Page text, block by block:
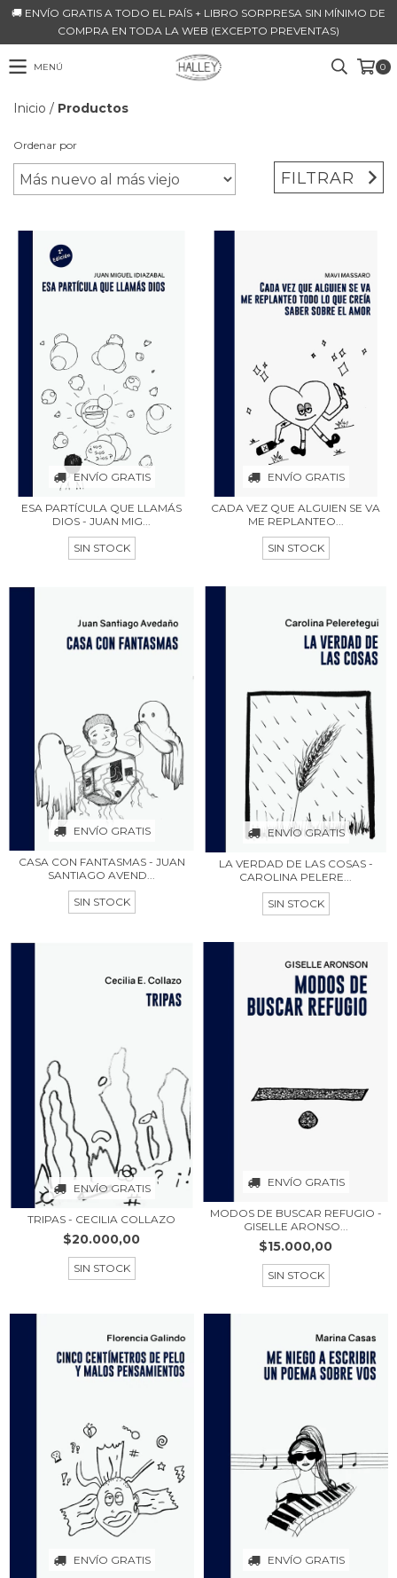
🚚 ENVÍO GRATIS A TODO EL PAÍS + LIBRO SORPRESA SIN MÍNIMO DE
COMPRA EN TODA LA WEB (EXCEPTO PREVENTAS)
MENÚ 0
Inicio / Productos
Ordenar por
FILTRAR
ENVÍO GRATIS
ESA PARTÍCULA QUE LLAMÁS
DIOS - JUAN MIG...
SIN STOCK
ENVÍO GRATIS
CADA VEZ QUE ALGUIEN SE VA
ME REPLANTEO...
SIN STOCK
ENVÍO GRATIS
CASA CON FANTASMAS - JUAN
SANTIAGO AVEND...
SIN STOCK
ENVÍO GRATIS
LA VERDAD DE LAS COSAS -
CAROLINA PELERE...
SIN STOCK
ENVÍO GRATIS
TRIPAS - CECILIA COLLAZO
$20.000,00
SIN STOCK
ENVÍO GRATIS
MODOS DE BUSCAR REFUGIO -
GISELLE ARONSO...
$15.000,00
SIN STOCK
ENVÍO GRATIS ENVÍO GRATIS